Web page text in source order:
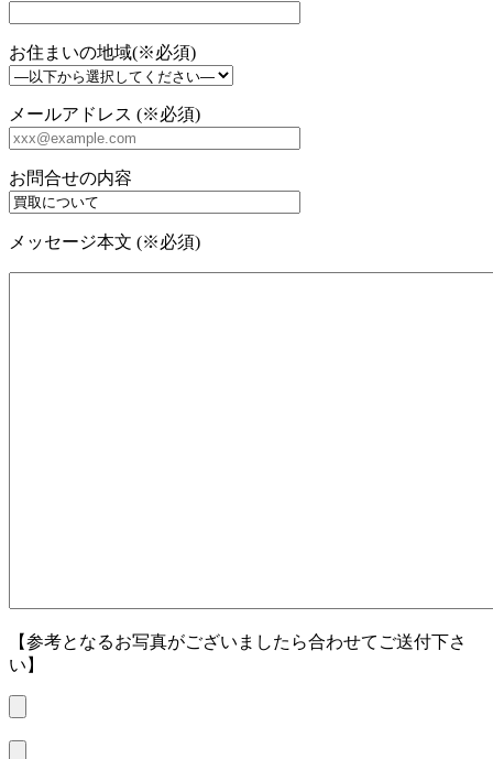
お住まいの地域(※必須)
メールアドレス (※必須)
お問合せの内容
メッセージ本文 (※必須)
【参考となるお写真がございましたら合わせてご送付下さ
い】